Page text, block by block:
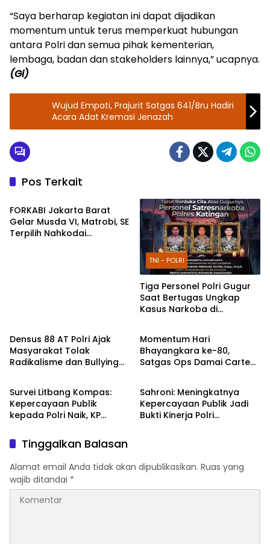
“Saya berharap kegiatan ini dapat dijadikan
momentum untuk terus memperkuat hubungan
antara Polri dan semua pihak kementerian,
lembaga, badan dan stakeholders lainnya,” ucapnya.
(Gi)
Wujud Empati, Prajurit Satgas 641/Bru Hadiri
Acara Adat Kremasi Jenazah
Pos Terkait
Berita
FORKABI Jakarta Barat
Gelar Musda VI, Matrobi, SE
Terpilih Nahkodai
TNI - POLRI
Tiga Personel Polri Gugur
Saat Bertugas Ungkap
Kasus Narkoba di
Biasa Anumerta
Densus 88 AT Polri Ajak
Masyarakat Tolak
Radikalisme dan Bullying
TNI - POLRI
Momentum Hari
Bhayangkara ke-80,
Satgas Ops Damai Cartenz
Sosial
TNI - POLRI
Survei Litbang Kompas:
Kepercayaan Publik
kepada Polri Naik, KP
Reformasi Berjalan
DPR RI
Sahroni: Meningkatnya
Kepercayaan Publik Jadi
Bukti Kinerja Polri
Tinggalkan Balasan
Alamat email Anda tidak akan dipublikasikan. Ruas yang
wajib ditandai *